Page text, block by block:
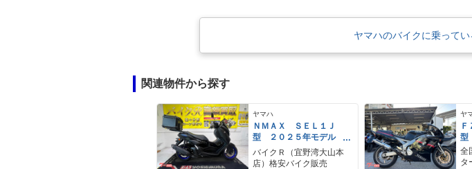
ヤマハのバイクに乗って
関連物件から探す
ヤマハ
ＮＭＡＸ ＳＥＬ１Ｊ
型 ２０２５年モデル
ＡＢＳ キーレス リア
キャリア リアＢＯＸ
バイクＲ（宜野湾大山本
店）格安バイク販売
ヤ
型
全
タ